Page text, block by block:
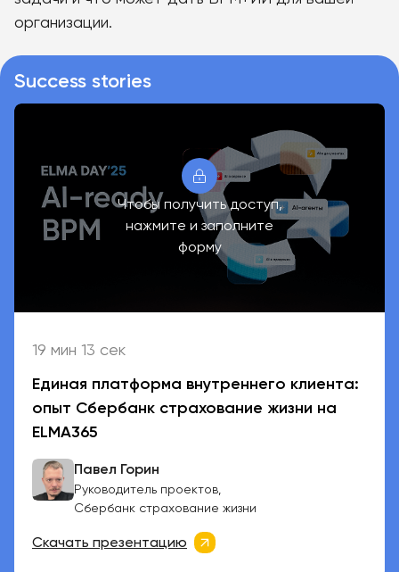
организации.
Success stories
Чтобы получить доступ,
нажмите и заполните
форму
19 мин 13 сек
Единая платформа внутреннего клиента:
опыт Сбербанк страхование жизни на
ELMA365
Павел Горин
Руководитель проектов,
Сбербанк страхование жизни
Скачать презентацию